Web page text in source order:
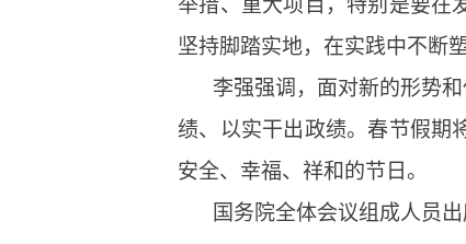
举措、重大项目，特别是要在
坚持脚踏实地，在实践中不断
李强强调，面对新的形势
绩、以实干出政绩。春节假期
安全、幸福、祥和的节日。
国务院全体会议组成人员